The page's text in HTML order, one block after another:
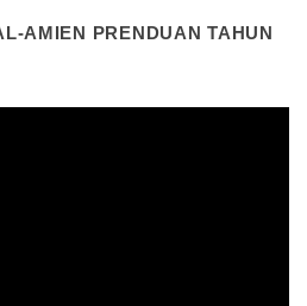
AMIEN PRENDUAN TAHUN